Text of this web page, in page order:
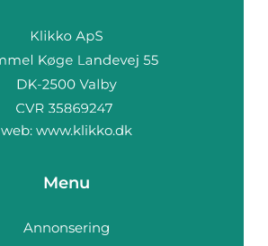
web: www.klikko.dk
Menu
Annonsering